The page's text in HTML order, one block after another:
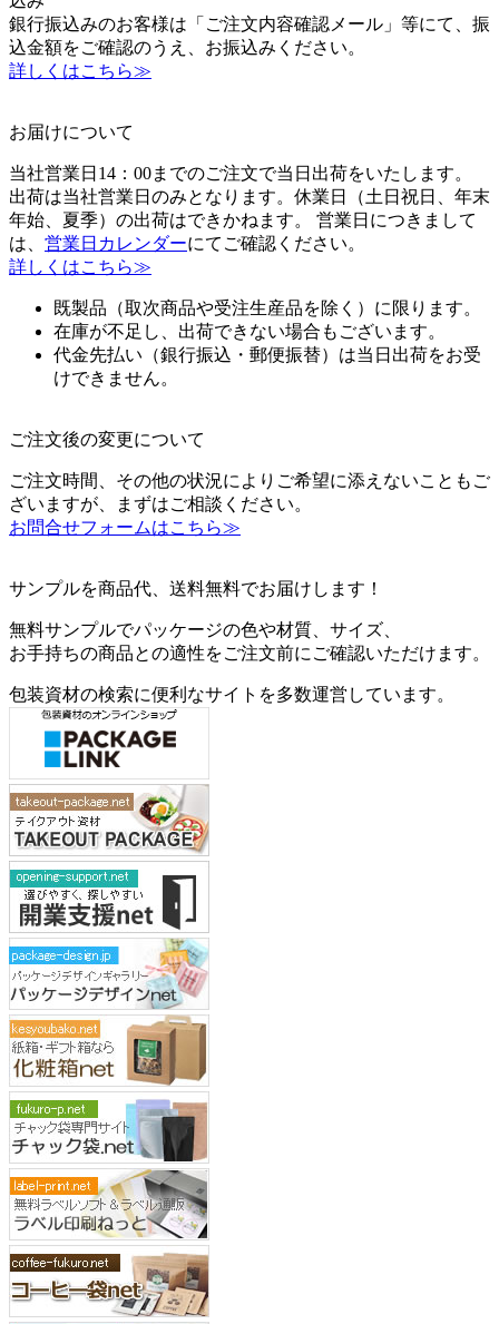
銀行振込みのお客様は「ご注文内容確認メール」等にて、振
込金額をご確認のうえ、お振込みください。
詳しくはこちら≫
お届けについて
当社営業日14：00までのご注文で当日出荷をいたします。
出荷は当社営業日のみとなります。休業日（土日祝日、年末
年始、夏季）の出荷はできかねます。 営業日につきまして
は、 営業日カレンダーにてご確認ください。
詳しくはこちら≫
既製品（取次商品や受注生産品を除く）に限ります。
在庫が不足し、出荷できない場合もございます。
代金先払い（銀行振込・郵便振替）は当日出荷をお受
けできません。
ご注文後の変更について
ご注文時間、その他の状況によりご希望に添えないこともご
ざいますが、まずはご相談ください。
お問合せフォームはこちら≫
サンプルを商品代、送料無料でお届けします！
無料サンプルでパッケージの色や材質、サイズ、
お手持ちの商品との適性をご注文前にご確認いただけます。
包装資材の検索に便利なサイトを多数運営しています。